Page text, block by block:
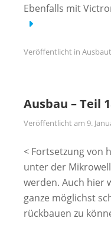
Ebenfalls mit
Veröffentlicht in
Ausbau – Teil
Veröffentlicht am 9.
< Fortsetzung von
unter der
werden. Auch hier
ganze möglichst
rückbauen zu